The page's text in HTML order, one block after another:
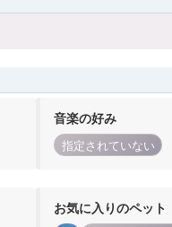
音楽の好み
指定されていない
お気に入りのペット